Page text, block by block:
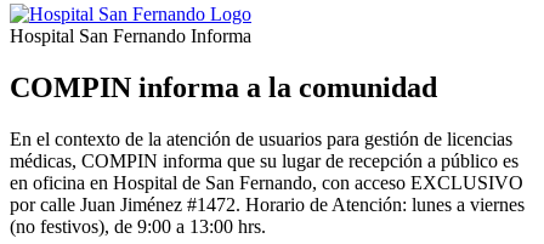
Hospital San Fernando Informa
COMPIN informa a la comunidad
En el contexto de la atención de usuarios para gestión de licencias
médicas, COMPIN informa que su lugar de recepción a público es
en oficina en Hospital de San Fernando, con acceso EXCLUSIVO
por calle Juan Jiménez #1472. Horario de Atención: lunes a viernes
(no festivos), de 9:00 a 13:00 hrs.